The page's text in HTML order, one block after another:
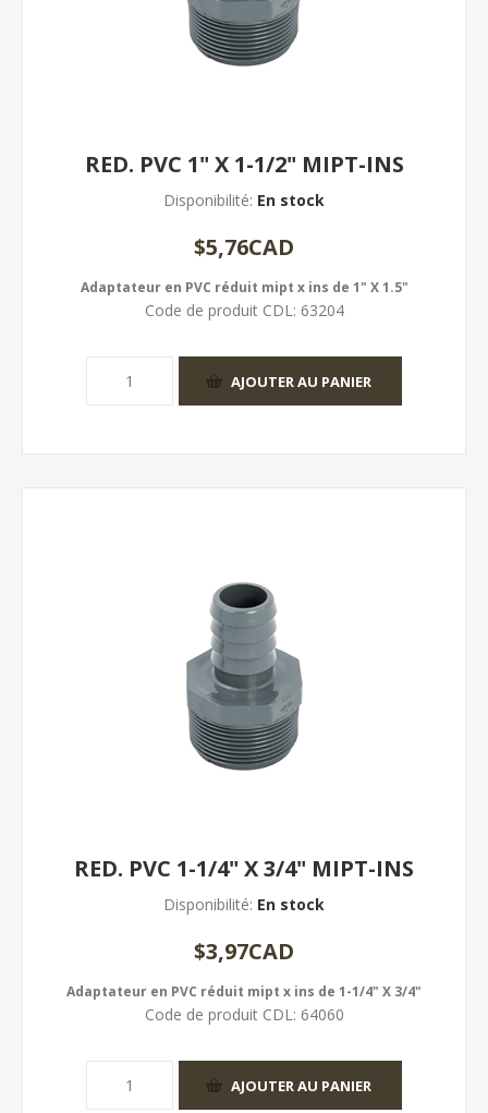
RED. PVC 1" X 1-1/2" MIPT-INS
Disponibilité: En stock
$5,76CAD
Adaptateur en PVC réduit mipt x ins de 1" X 1.5"
Code de produit CDL: 63204
RED. PVC 1-1/4" X 3/4" MIPT-INS
Disponibilité: En stock
$3,97CAD
Adaptateur en PVC réduit mipt x ins de 1-1/4" X 3/4"
Code de produit CDL: 64060